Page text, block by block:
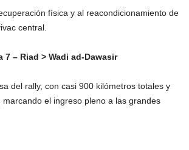
física y al reacondicionamiento de
central.
7 – Riad > Wadi ad-Dawasir
del rally, con casi 900 kilómetros totales y
el ingreso pleno a las grandes